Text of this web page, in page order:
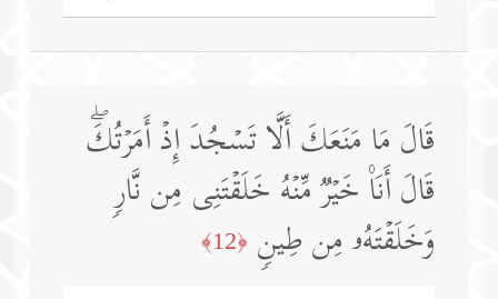
قَالَ مَا مَنَعَكَ أَلَّا تَسۡجُدَ إِذۡ أَمَرۡتُكَۖ
قَالَ أَنَا۠ خَیۡرࣱ مِّنۡهُ خَلَقۡتَنِی مِن نَّارࣲ
وَخَلَقۡتَهُۥ مِن طِینࣲ ﴿12﴾